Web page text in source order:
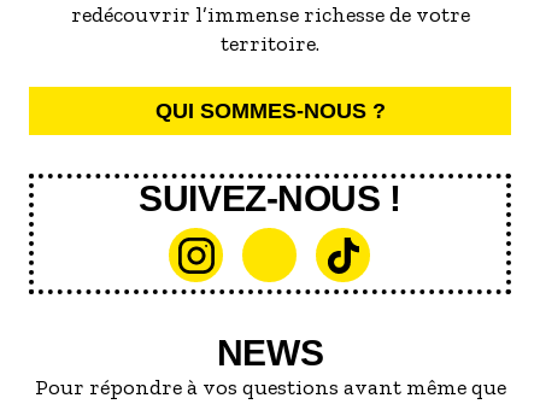
redécouvrir l’immense richesse de votre
territoire.
QUI SOMMES-NOUS ?
SUIVEZ-NOUS !
NEWS
Pour répondre à vos questions avant même que